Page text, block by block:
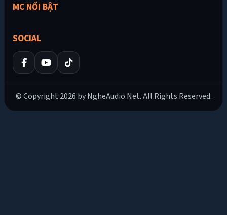
MC NỔI BẬT
SOCIAL
© Copyright 2026 by NgheAudio.Net. All Rights Reserved.